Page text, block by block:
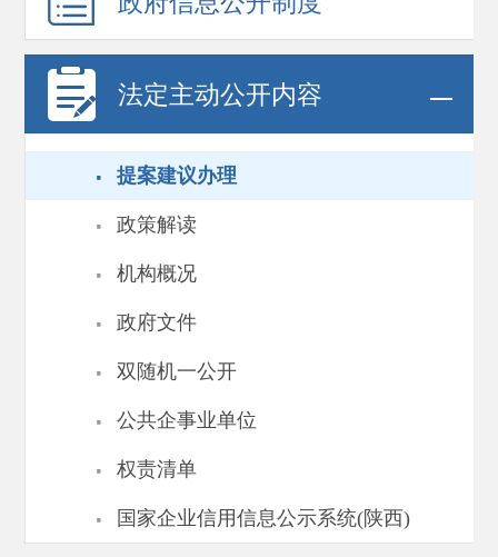
法定主动公开内容
· 提案建议办理
· 政策解读
· 机构概况
· 政府文件
· 双随机一公开
· 公共企事业单位
· 权责清单
· 国家企业信用信息公示系统(陕西)